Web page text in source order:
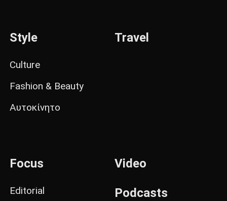
Style
Culture
Fashion & Beauty
Αυτοκίνητο
Travel
Focus
Editorial
Video
Podcasts